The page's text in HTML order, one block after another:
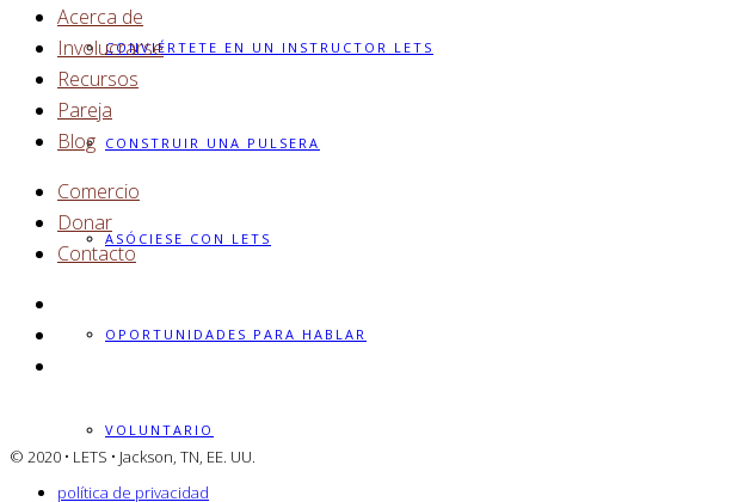
CONVIÉRTETE EN UN INSTRUCTOR LETS
CONSTRUIR UNA PULSERA
ASÓCIESE CON LETS
OPORTUNIDADES PARA HABLAR
VOLUNTARIO
Acerca de
Involucrarse
Recursos
Pareja
Blog
Comercio
Donar
Contacto
© 2020 • LETS • Jackson, TN, EE. UU.
política de privacidad